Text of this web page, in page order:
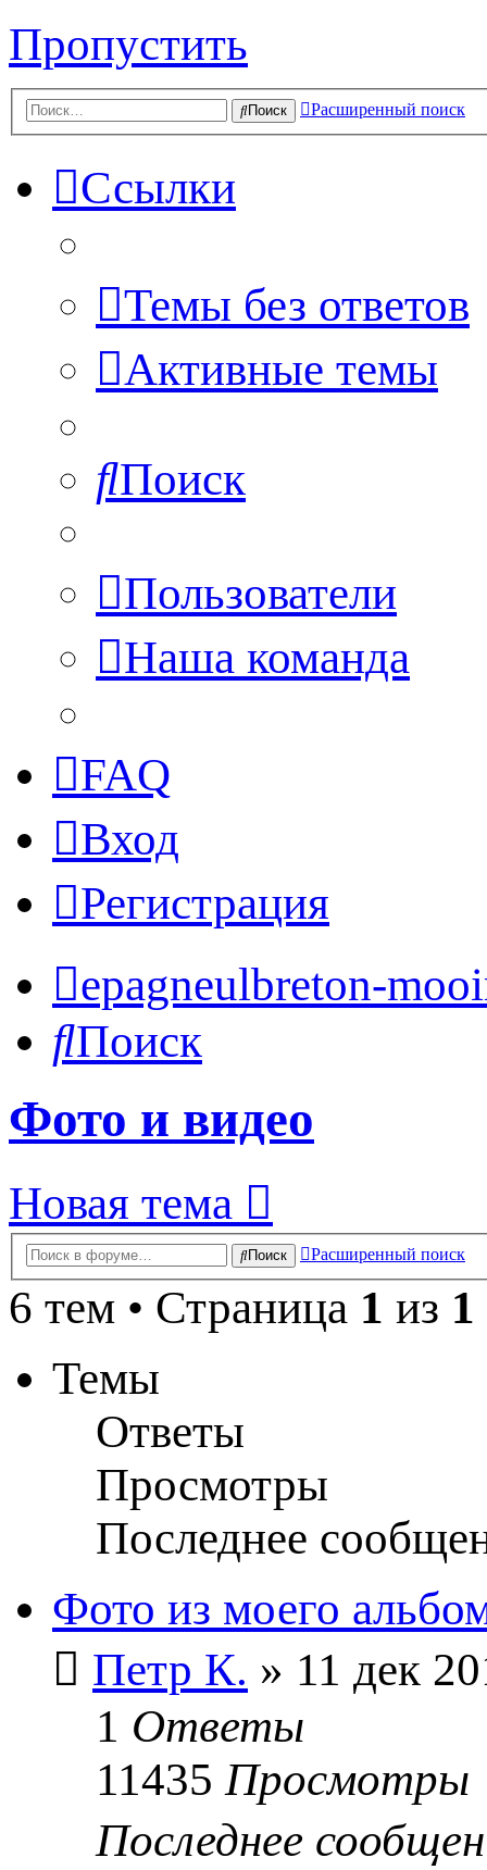
Пропустить
Поиск Расширенный поиск
Ссылки
Темы без ответов
Активные темы
Поиск
Пользователи
Наша команда
FAQ
Вход
Регистрация
epagneulbreton-
Поиск
Фото и видео
Новая тема
Поиск Расширенный поиск
6 тем • Страница 1 из 1
Темы
Ответы
Просмотры
Последнее
Фото из моего
Петр К. » 11 дек
1 Ответы
11435 Просмотры
Последнее